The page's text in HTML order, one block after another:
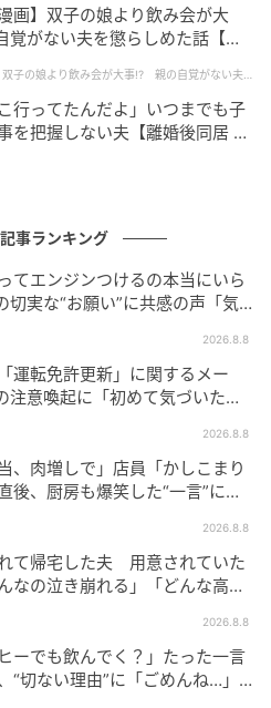
ィオールのルックを完璧に
さに「芸術品」のよう。歳
、世界を舞台にさらなる高
んがこれから見せてくれる
みですね。
全犯罪に挑む、主演映画『5
生成する方法』場面写真解禁
みる
画】双子の娘より飲み会が大
がない夫を懲らしめた話【第1
双子の娘より飲み会が大事!? 親の自覚がない夫を
行ってたんだよ」いつまでも子
を把握しない夫【離婚後同居 Vo
事ランキング
てエンジンつけるの本当にいら
切実な“お願い”に共感の声「気
2026.8.8
運転免許更新」に関するメー
注意喚起に「初めて気づいた」
2026.8.8
、肉増しで」店員「かしこまり
後、厨房も爆笑した“一言”に
2026.8.8
て帰宅した夫 用意されていた
なの泣き崩れる」「どんな高級
2026.8.8
ーでも飲んでく？」たった一言
“切ない理由”に「ごめんね…」